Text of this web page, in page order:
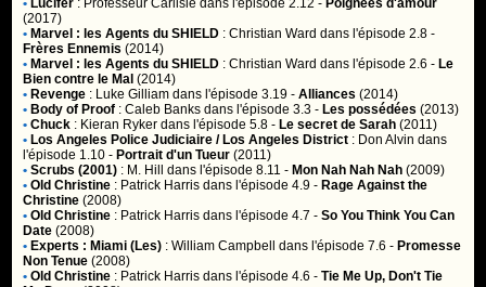
• Lucifer : Professeur Carlisle dans l'épisode 2.12 - Poignées d'amour
(2017)
• Marvel : les Agents du SHIELD :Christian Ward dans l'épisode 2.8 -
Frères Ennemis (2014)
• Marvel : les Agents du SHIELD :Christian Ward dans l'épisode 2.6 - Le
Bien contre le Mal (2014)
• Revenge : Luke Gilliam dans l'épisode 3.19 -Alliances (2014)
• Body of Proof :Caleb Banks dans l'épisode 3.3 - Les possédées (2013)
• Chuck : Kieran Ryker dans l'épisode 5.8 - Le secret de Sarah (2011)
• Los Angeles Police Judiciaire / Los Angeles District : Don Alvin dans
l'épisode 1.10 - Portrait d'un Tueur (2011)
• Scrubs (2001) : M. Hill dans l'épisode 8.11 - Mon Nah Nah Nah (2009)
• Old Christine : Patrick Harris dans l'épisode 4.9 - Rage Against the
Christine (2008)
• Old Christine : Patrick Harris dans l'épisode 4.7 -So You Think You Can
Date (2008)
• Experts : Miami (Les) :William Campbell dans l'épisode 7.6 - Promesse
Non Tenue (2008)
• Old Christine : Patrick Harris dans l'épisode 4.6 -Tie Me Up, Don't Tie